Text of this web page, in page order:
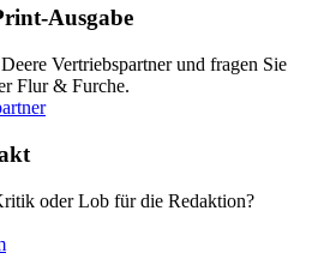
Ausgabe
Vertriebspartner und fragen Sie
Flur & Furche.
oder Lob für die Redaktion?